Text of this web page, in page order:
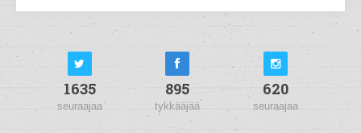
1635
seuraajaa
895
tykkääjää
620
seuraajaa